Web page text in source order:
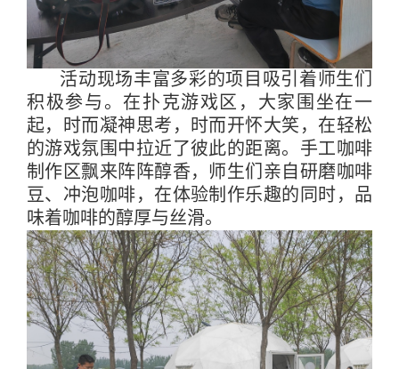
活动现场丰富多彩的项目吸引着师生们
积极参与。在扑克游戏区，大家围坐在一
起，时而凝神思考，时而开怀大笑，在轻松
的游戏氛围中拉近了彼此的距离。手工咖啡
制作区飘来阵阵醇香，师生们亲自研磨咖啡
豆、冲泡咖啡，在体验制作乐趣的同时，品
味着咖啡的醇厚与丝滑。